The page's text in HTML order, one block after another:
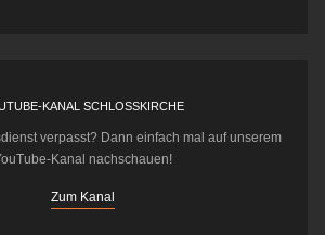
KANAL SCHLOSSKIRCHE
verpasst? Dann einfach mal auf unserem
Kanal nachschauen!
Zum Kanal